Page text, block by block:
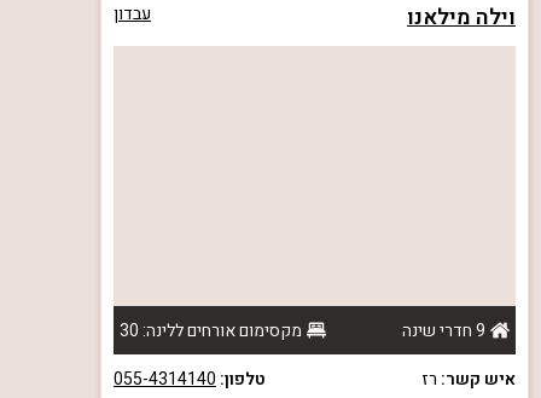
וילה מילאנו עבדון
9 חדרי שינה
מקסימום אורחים ללינה: 30
איש קשר: רז טלפון: 055-4314140